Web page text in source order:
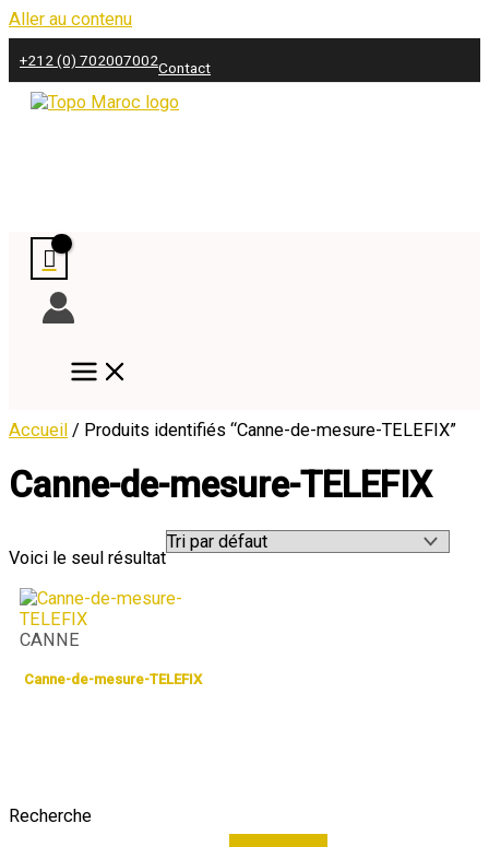
Aller au contenu
+212 (0) 702007002Contact
Recherche
Accueil / Produits identifiés “Canne-de-mesure-TELEFIX”
Canne-de-mesure-TELEFIX
Voici le seul résultat
CANNE
Canne-de-mesure-TELEFIX